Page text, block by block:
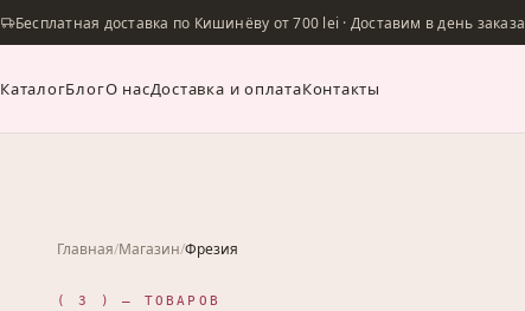
Бесплатная доставка по Кишинёву от 700 lei · Доставим в день заказа
КаталогБлогО насДоставка и оплатаКонтакты
Главная/Магазин/Фрезия
( 3 ) — ТОВАРОВ